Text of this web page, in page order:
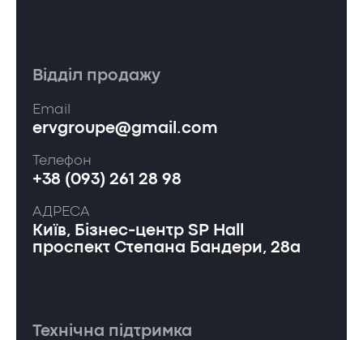
Відділ продажу
Email
ervgroupe@gmail.com
Телефон
+38 (093) 261 28 98
АДРЕСА
Київ, Бізнес-центр SP Hall
проспект Степана Бандери, 28а
Технічна підтримка